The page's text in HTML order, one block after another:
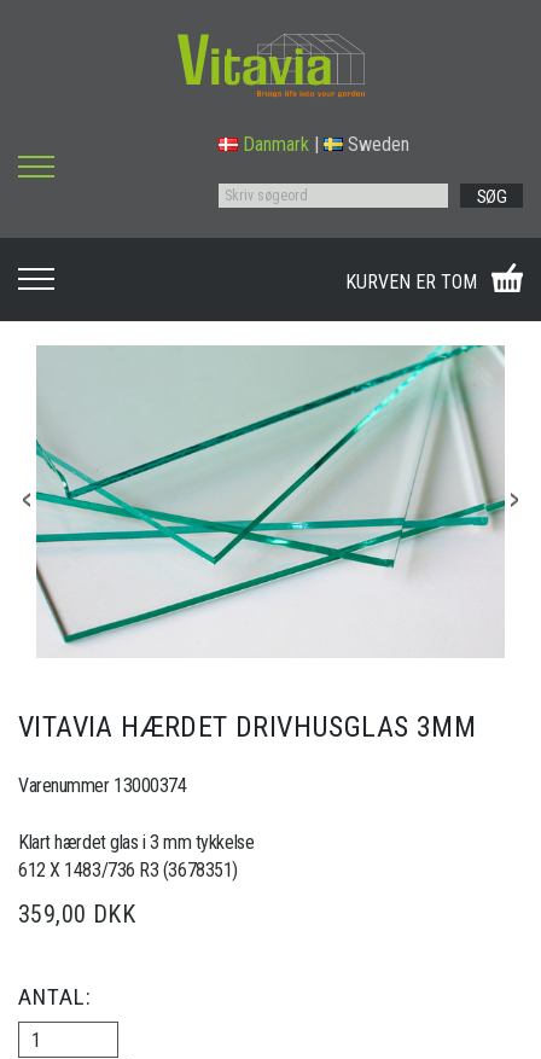
Danmark Sweden
SØG
KURVEN ER TOM
VITAVIA HÆRDET DRIVHUSGLAS 3MM
Varenummer 13000374
Klart hærdet glas i 3 mm tykkelse
612 X 1483/736 R3 (3678351)
359,00 DKK
ANTAL: